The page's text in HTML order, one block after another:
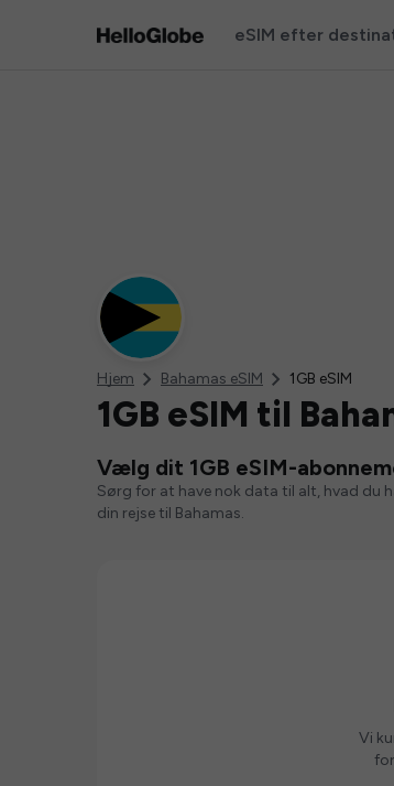
eSIM efter
Hjem Bahamas eSIM 1GB eSIM
1GB eSIM til
Vælg dit 1GB eSIM-
Sørg for at have nok data til alt, hvad du
din rejse til Bahamas.
Vi